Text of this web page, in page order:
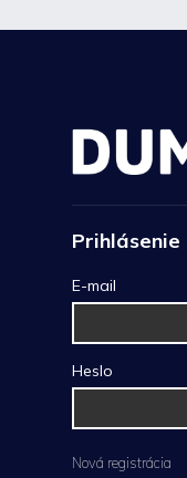
Prihlásenie
E-mail
Heslo
Nová registrácia